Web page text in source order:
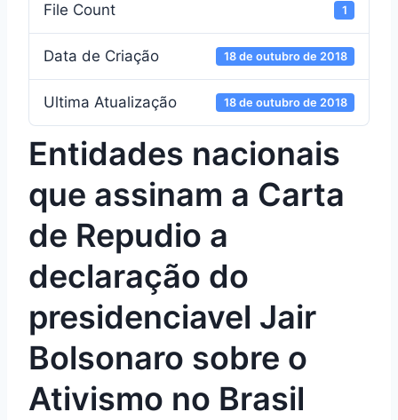
File Count 1
Data de Criação 18 de outubro de 2018
Ultima Atualização 18 de outubro de 2018
Entidades nacionais
que assinam a Carta
de Repudio a
declaração do
presidenciavel Jair
Bolsonaro sobre o
Ativismo no Brasil